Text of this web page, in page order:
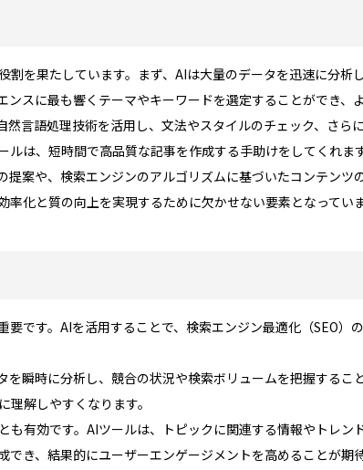
を果たしています。まず、AIは大量のデータを迅速に分析
スに最も響くテーマやキーワードを選定することができ、
言語処理技術を活用し、文法やスタイルのチェック、さら
は、短時間で高品質な記事を作成する手助けをしてくれます
案や、検索エンジンのアルゴリズムに基づいたコンテン
化と質の向上を実現するために欠かせない要素となっていま
です。AIを活用することで、検索エンジン最適化（SEO）
瞬時に分析し、競合の状況や検索ボリュームを把握するこ
解しやすくなります。
有効です。AIツールは、トピックに関連する情報やトレ
き、結果的にユーザーエンゲージメントを高めることが期待